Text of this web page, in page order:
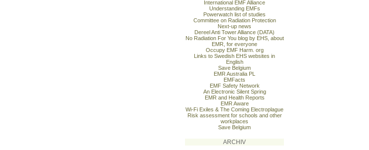
International EMF Alliance
Understanding EMFs
Powerwatch list of studies
Committee on Radiation Protection
Next-up news
Dereel Anti Tower Alliance (DATA)
No Radiation For You blog by EHS, about
EMR, for everyone
Occupy EMF Harm. org
Links to Swedish EHS websites in
English
Save Belgium
EMR Australia PL
EMFacts
EMF Safety Network
An Electronic Silent Spring
EMR and Health Reports
EMR Aware
Wi-Fi Exiles & The Coming Electroplague
Risk assessment for schools and other
workplaces
Save Belgium
ARCHIV